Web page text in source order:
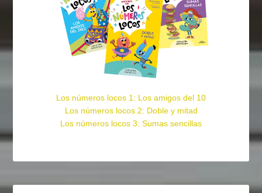
Los números locos 1: Los amigos del 10
Los números locos 2: Doble y mitad
Los números locos 3: Sumas sencillas